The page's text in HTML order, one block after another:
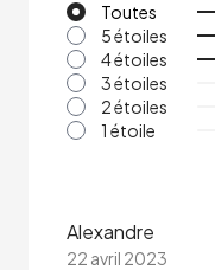
Toutes
5 étoiles
4 étoiles
3 étoiles
2 étoiles
1 étoile
Alexandre
22 avril 2023